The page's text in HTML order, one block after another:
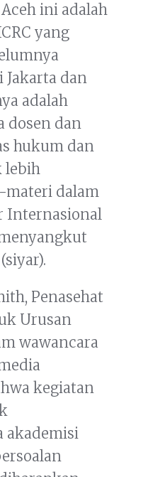
ini adalah
yang
Jakarta dan
adalah
dosen dan
hukum dan
lebih
materi dalam
Internasional
Penasehat
Urusan
wawancara
kegiatan
akademisi